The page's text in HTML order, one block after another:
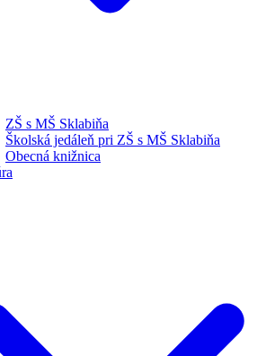
ZŠ s MŠ Sklabiňa
Školská jedáleň pri ZŠ s MŠ Sklabiňa
Obecná knižnica